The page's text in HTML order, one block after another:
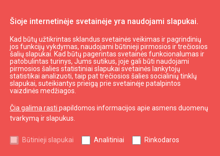
Šioje internetinėje svetainėje yra naudojami slapukai.
Kad būtų užtikrintas sklandus svetainės veikimas ir pagrindinių
jos funkcijų vykdymas, naudojami būtinieji pirmosios ir trečiosios
šalių slapukai. Kad būtų pagerintas svetainės funkcionalumas ir
patobulintas turinys, Jums sutikus, joje gali būti naudojami
pirmosios šalies statistiniai slapukai svetainės lankytojų
statistikai analizuoti, taip pat trečiosios šalies socialinių tinklų
slapukai, suteikiantys prieigą prie svetainėje patalpintos
vaizdinės medžiagos.
Čia galima rasti papildomos informacijos apie asmens duomenų
tvarkymą ir slapukus.
Būtinieji slapukai Analitiniai Rinkodaros
Vainiuodės nuovado TIC
Į viršų expand_less
Informacija
Turizmas Latvijoje
Turizmas Kuržemėje